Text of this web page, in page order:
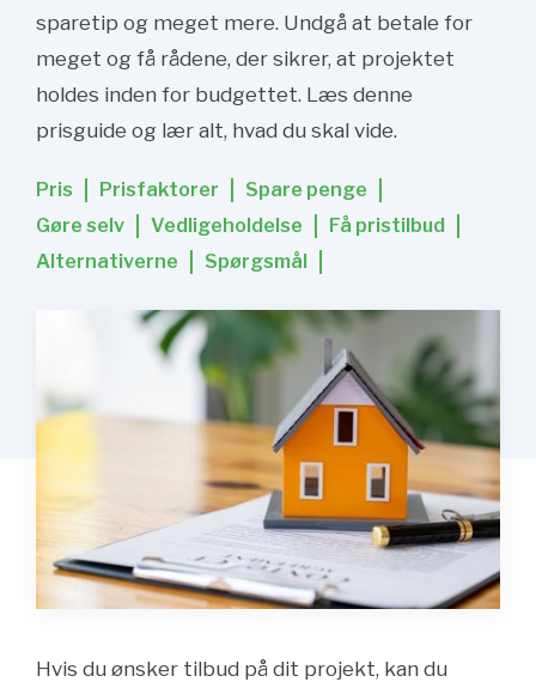
sparetip og meget mere. Undgå at betale for
meget og få rådene, der sikrer, at projektet
holdes inden for budgettet. Læs denne
prisguide og lær alt, hvad du skal vide.
Pris Prisfaktorer
Spare penge
Gøre selv
Vedligeholdelse
Få pristilbud
Alternativerne
Spørgsmål
Hvis du ønsker tilbud på dit projekt, kan du